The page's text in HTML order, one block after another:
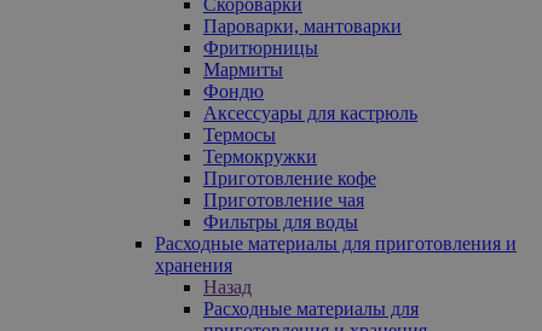
Пароварки, мантоварки
Фритюрницы
Мармиты
Фондю
Аксессуары для кастрюль
Термосы
Термокружки
Приготовление кофе
Приготовление чая
Фильтры для воды
Расходные материалы для приготовления и
хранения
Назад
Расходные материалы для